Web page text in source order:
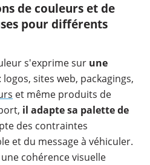
de couleurs et de
pour différents
s'exprime sur une
: logos, sites web, packagings,
et même produits de
il adapte sa palette de
des contraintes
et du message à véhiculer.
cohérence visuelle